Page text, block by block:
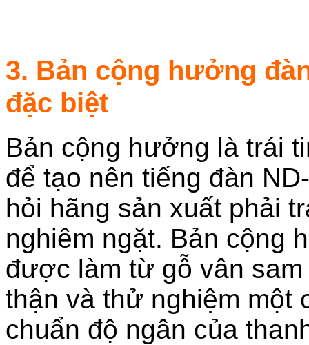
3. Bản cộng hưởng
đặc biệt
Bản cộng hưởng là trái
để tạo nên tiếng đàn
hỏi hãng sản xuất phải
nghiêm ngặt. Bản cộng
được làm từ gỗ vân
thận và thử nghiệm một
chuẩn độ ngân của